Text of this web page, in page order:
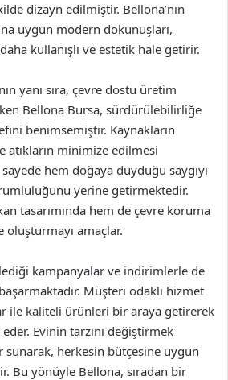
dizayn edilmiştir. Bellona’nın
uygun modern dokunuşları,
kullanışlı ve estetik hale getirir.
yanı sıra, çevre dostu üretim
Bellona Bursa, sürdürülebilirliğe
benimsemiştir. Kaynakların
atıkların minimize edilmesi
hem doğaya duyduğu saygıyı
yerine getirmektedir.
tasarımında hem de çevre koruma
oluşturmayı amaçlar.
kampanyalar ve indirimlerle de
Müşteri odaklı hizmet
ile kaliteli ürünleri bir araya getirerek
Evinin tarzını değiştirmek
sunarak, herkesin bütçesine uygun
Bu yönüyle Bellona, sıradan bir